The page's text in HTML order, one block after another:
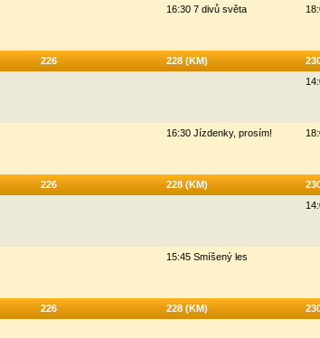
16:30 7 divů světa
226 228 (KM)
16:30 Jízdenky, prosím!
226 228 (KM)
15:45 Smíšený les
226 228 (KM)